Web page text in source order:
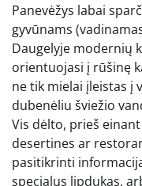
Panevėžys labai
gyvūnams
Daugelyje modernių
orientuojasi į rūšinę
ne tik mielai įleistas į
dubenėliu šviežio
Vis dėlto, prieš
desertines ar
pasitikrinti
specialus lipdukas,